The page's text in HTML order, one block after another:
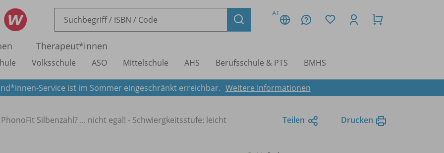
AT
Therapeut*innen
Volksschule ASO Mittelschule AHS Berufsschule & PTS BMHS
Service ist im Sommer eingeschränkt erreichbar. Weitere Informationen
Silbenzahl? ... nicht egal! - Schwiergkeitsstufe: leicht Teilen Drucken